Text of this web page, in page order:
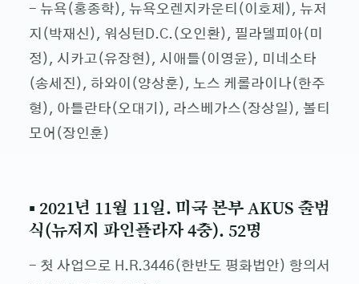
- 뉴욕(홍종학), 뉴욕오렌지카운티(이호제), 뉴저
지(박재신), 워싱턴D.C.(오인환), 필라델피아(미
정), 시카고(유장현), 시애틀(이영윤), 미네소타
(송세진), 하와이(양상훈), 노스 케롤라이나(한주
형), 아틀란타(오대기), 라스베가스(장상일), 볼티
모어(장인훈)
▪ 2021년 11월 11일. 미국 본부 AKUS 출범
식(뉴저지 파인플라자 4충). 52명
- 첫 사업으로 H.R.3446(한반도 평화법안) 항의서